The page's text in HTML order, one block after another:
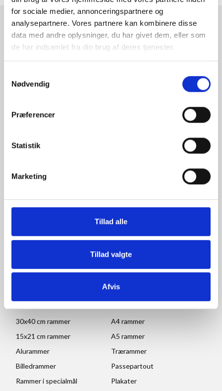
for sociale medier, annonceringspartnere og
analysepartnere. Vores partnere kan kombinere disse
data med andre oplysninger, du har givet dem, eller som
de har indsamlet fra din brug af deres tjenester.
Nødvendig
Præferencer
Statistik
Marketing
Tillad alle
Tillad valgte
Afvis
RAMMESHOPPEN.DK
Rammeshoppen ApS
Ove Jensens Allé 31
Danmark
info@rammeshoppen.dk
Mandag - Torsdag: 09.00-16.00
Ved højtider og ferie kan ændringer forekomme. Se mere
POPULÆRE KATEGORIER
A2 rammer
30x40 cm rammer
A4 rammer
15x21 cm rammer
A5 rammer
Alurammer
Trærammer
Billedrammer
Passepartout
Rammer i specialmål
Plakater